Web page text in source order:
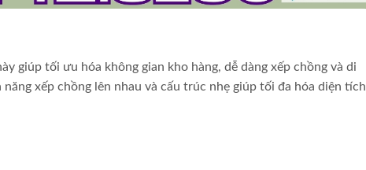
giúp tối ưu hóa không gian kho hàng, dễ dàng xếp chồng và di
xếp chồng lên nhau và cấu trúc nhẹ giúp tối đa hóa diện tích